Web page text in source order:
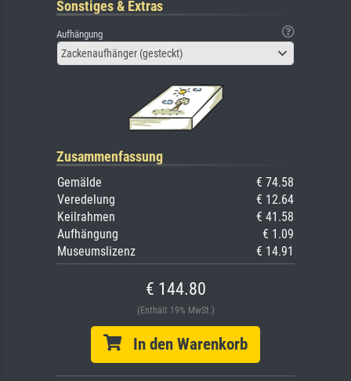
Sonstiges & Extras
Aufhängung
Zackenaufhänger (gesteckt)
Zusammenfassung
Gemälde
€ 74.58
Veredelung
€ 12.64
Keilrahmen
€ 41.58
Aufhängung
€ 1.09
Museumslizenz
€ 14.91
€ 144.80
(Enthält 19% MwSt.)
In den Warenkorb